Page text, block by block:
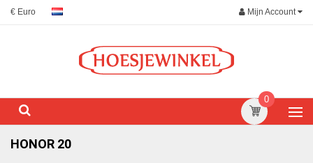
€ Euro Mijn Account
0
HONOR 20